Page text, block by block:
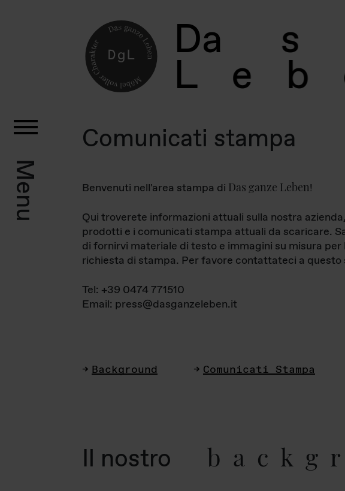
Da s
L e b
Menu
Comunicati stampa
Benvenuti nell'area stampa di Das ganze Leben!
Qui troverete informazioni attuali sulla nostra
prodotti e i comunicati stampa attuali da scaricare.
di fornirvi materiale di testo e immagini su misura per
richiesta di stampa. Per favore contattateci a questo
Tel: +39 0474 771510
Email: press@dasganzeleben.it
Background Comunicati Stampa
Il nostro